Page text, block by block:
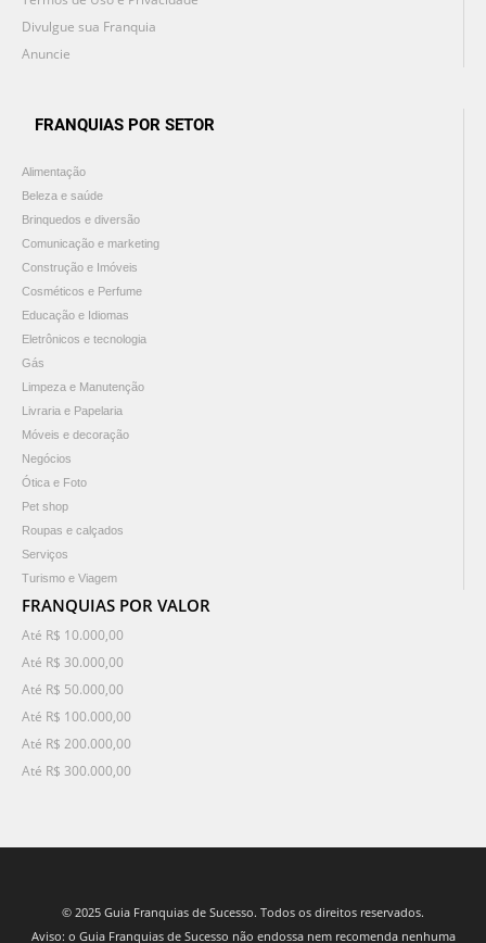
Divulgue sua Franquia
Anuncie
FRANQUIAS POR SETOR
Alimentação
Beleza e saúde
Brinquedos e diversão
Comunicação e marketing
Construção e Imóveis
Cosméticos e Perfume
Educação e Idiomas
Eletrônicos e tecnologia
Gás
Limpeza e Manutenção
Livraria e Papelaria
Móveis e decoração
Negócios
Ótica e Foto
Pet shop
Roupas e calçados
Serviços
Turismo e Viagem
FRANQUIAS POR VALOR
Até R$ 10.000,00
Até R$ 30.000,00
Até R$ 50.000,00
Até R$ 100.000,00
Até R$ 200.000,00
Até R$ 300.000,00
© 2025 Guia Franquias de Sucesso. Todos os direitos reservados.
Aviso: o Guia Franquias de Sucesso não endossa nem recomenda nenhuma